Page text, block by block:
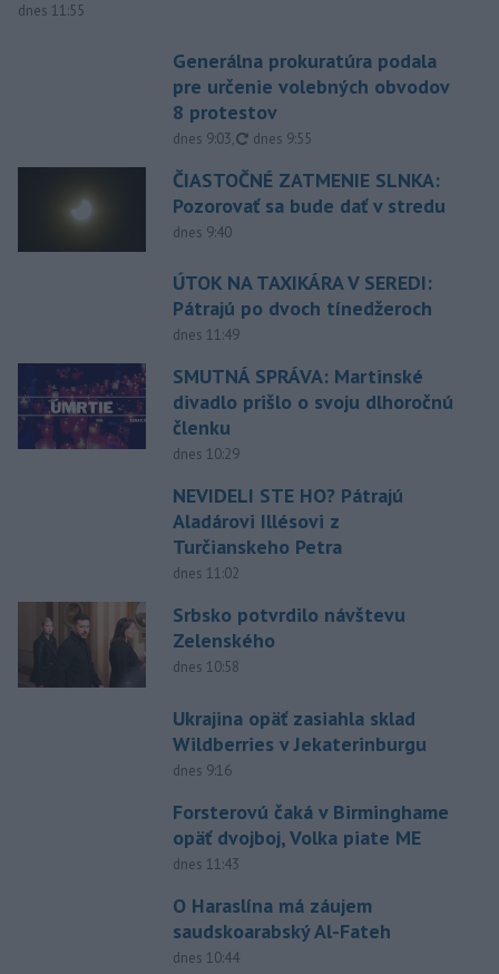
dnes 11:55
Generálna prokuratúra podala
pre určenie volebných obvodov
8 protestov
dnes 9:03, aktualizované
dnes 9:55
ČIASTOČNÉ ZATMENIE SLNKA:
Pozorovať sa bude dať v stredu
dnes 9:40
ÚTOK NA TAXIKÁRA V SEREDI:
Pátrajú po dvoch tínedžeroch
dnes 11:49
SMUTNÁ SPRÁVA: Martinské
divadlo prišlo o svoju dlhoročnú
členku
dnes 10:29
NEVIDELI STE HO? Pátrajú
Aladárovi Illésovi z
Turčianskeho Petra
dnes 11:02
Srbsko potvrdilo návštevu
Zelenského
dnes 10:58
Ukrajina opäť zasiahla sklad
Wildberries v Jekaterinburgu
dnes 9:16
Forsterovú čaká v Birminghame
opäť dvojboj, Volka piate ME
dnes 11:43
O Haraslína má záujem
saudskoarabský Al-Fateh
dnes 10:44